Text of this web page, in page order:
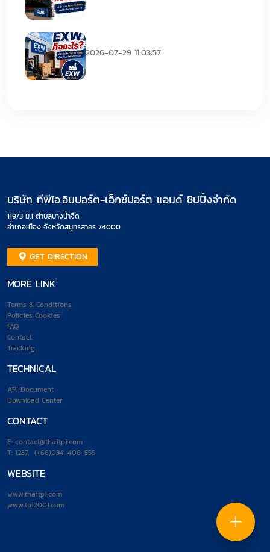
2026-07-29 11:03:57
บริษัท ทีพีไอ.อิมปอร์ต-เอ็กซ์ปอร์ต แอนด์ ชิปปิ้งจำกัด
119/3 ม.1 ตำบลบางน้ำจืด
อำเภอเมือง จังหวัดสมุทรสาคร 74000
GET DIRECTION
MORE LINK
Terms & Conditions
Policies Cookies
FAQ
Contact
Tracking
TECHNICAL
API Document
Download Center
CONTACT
E: contact@thaitpi.com
T: 1237, (+66)034-406-555
WEBSITE
www.thaitpi.com
www.tpi2001.com